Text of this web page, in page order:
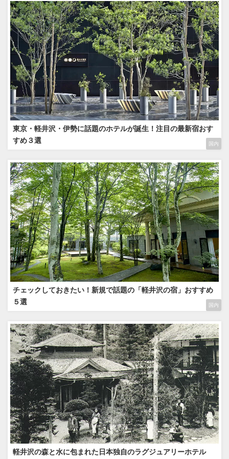
国内
東京・軽井沢・伊勢に話題のホテルが誕生！注目の最新宿おす
すめ３選
国内
チェックしておきたい！新規で話題の「軽井沢の宿」おすすめ
５選
軽井沢の森と水に包まれた日本独自のラグジュアリーホテル